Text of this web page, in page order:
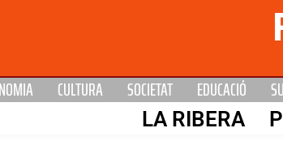
CULTURA SOCIETAT EDUCACIÓ
LA RIBERA